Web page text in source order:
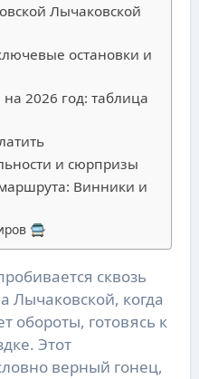
Лычаковской
остановки и
2026 год: таблица
и сюрпризы
Винники и
🚍
Лычаковской, когда
обороты, готовясь к
Этот
верный гонец,